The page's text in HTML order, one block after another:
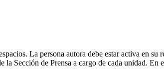
La persona autora debe estar activa en su
Sección de Prensa a cargo de cada unidad. En